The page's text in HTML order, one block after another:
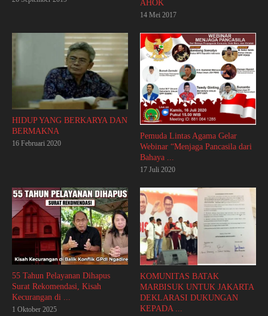
AHOK
14 Mei 2017
HIDUP YANG BERKARYA DAN
BERMAKNA
16 Februari 2020
Pemuda Lintas Agama Gelar
Webinar “Menjaga Pancasila dari
Bahaya ...
17 Juli 2020
55 Tahun Pelayanan Dihapus
Surat Rekomendasi, Kisah
Kecurangan di ...
1 Oktober 2025
KOMUNITAS BATAK
MARBISUK UNTUK JAKARTA
DEKLARASI DUKUNGAN
KEPADA ...